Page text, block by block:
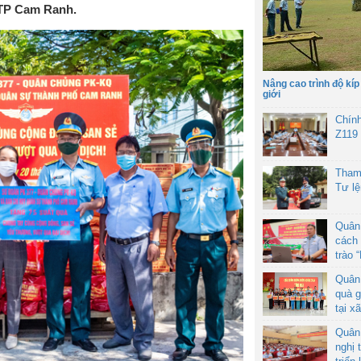
Cam Ranh.
Nâng cao trình độ
giới
Z119
Tư
cách
trào
quà
tại
nghị